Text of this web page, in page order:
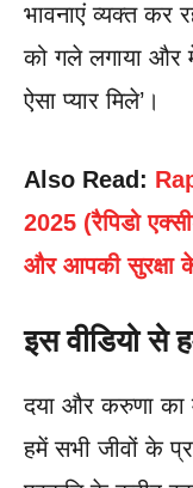
भावनाएं व्यक्त कर
को गले लगाया और
ऐसा प्यार मिले’।
Also Read:
2025 (रैपिडो
और आपकी सुरक्षा
इस वीडियो से
दया और करुणा का
हमें सभी जीवों के